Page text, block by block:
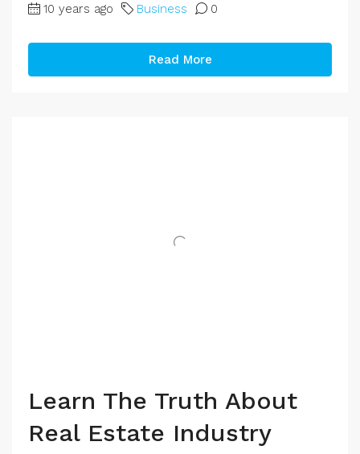
10 years ago Business 0
Read More
Learn The Truth About
Real Estate Industry